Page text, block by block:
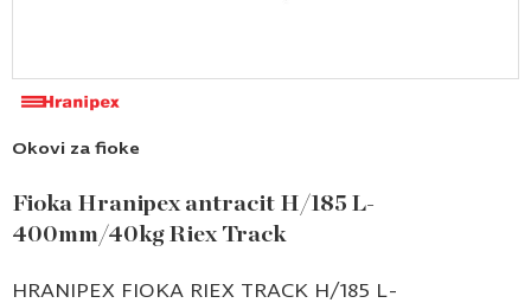
Okovi za fioke
Fioka Hranipex antracit H/185 L-
400mm/40kg Riex Track
HRANIPEX FIOKA RIEX TRACK H/185 L-